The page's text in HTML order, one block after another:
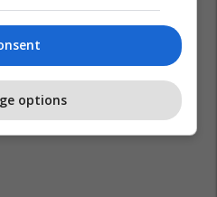
options